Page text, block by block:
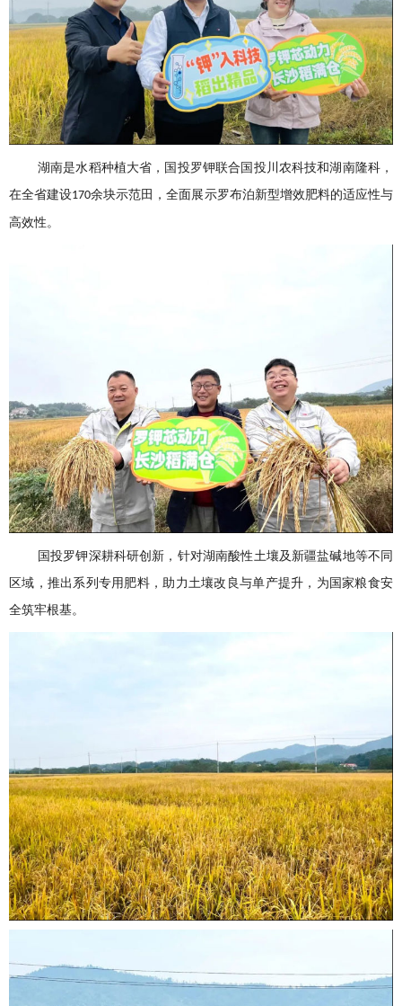
湖南是水稻种植大省，国投罗钾联合国投川农科技和湖南隆科，
在全省建设170余块示范田，全面展示罗布泊新型增效肥料的适应性与
高效性。
国投罗钾深耕科研创新，针对湖南酸性土壤及新疆盐碱地等不同
区域，推出系列专用肥料，助力土壤改良与单产提升，为国家粮食安
全筑牢根基。